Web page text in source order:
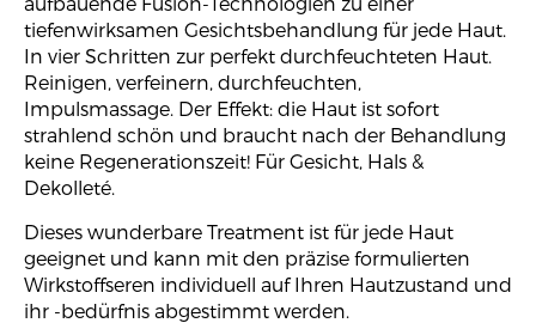
tiefenwirksamen Gesichtsbehandlung für jede Haut.
In vier Schritten zur perfekt durchfeuchteten Haut.
Reinigen, verfeinern, durchfeuchten,
Impulsmassage. Der Effekt: die Haut ist sofort
strahlend schön und braucht nach der Behandlung
keine Regenerationszeit! Für Gesicht, Hals &
Dekolleté.
Dieses wunderbare Treatment ist für jede Haut
geeignet und kann mit den präzise formulierten
Wirkstoffseren individuell auf Ihren Hautzustand und
ihr -bedürfnis abgestimmt werden.